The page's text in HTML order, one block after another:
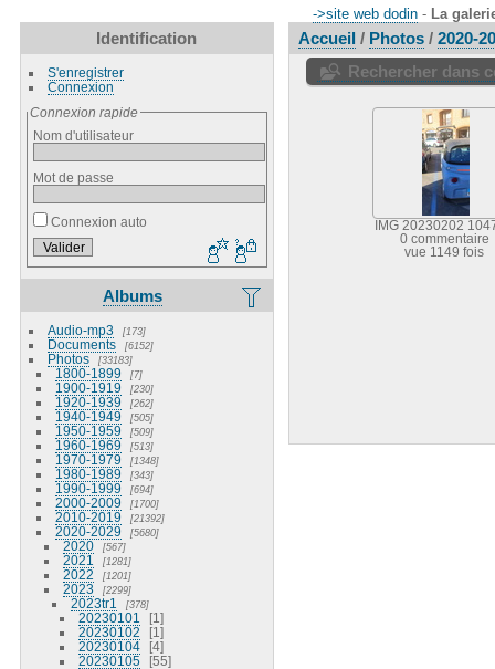
->site web dodin - La
Identification
S'enregistrer
Connexion
Connexion rapide
Nom d'utilisateur
Mot de passe
Connexion auto
Albums
Audio-mp3 173
Documents 6152
Photos 33183
1800-1899 7
1900-1919 230
1920-1939 262
1940-1949 505
1950-1959 509
1960-1969 513
1970-1979 1348
1980-1989 343
1990-1999 694
2000-2009 1700
2010-2019 21392
2020-2029 5680
2020 567
2021 1281
2022 1201
2023 2299
2023tr1 378
20230101
1
20230102
1
20230104
4
20230105
55
Accueil/ Photos/ 2020-
Rechercher dans
IMG 20230202
0 commentaire
vue 1149 fois